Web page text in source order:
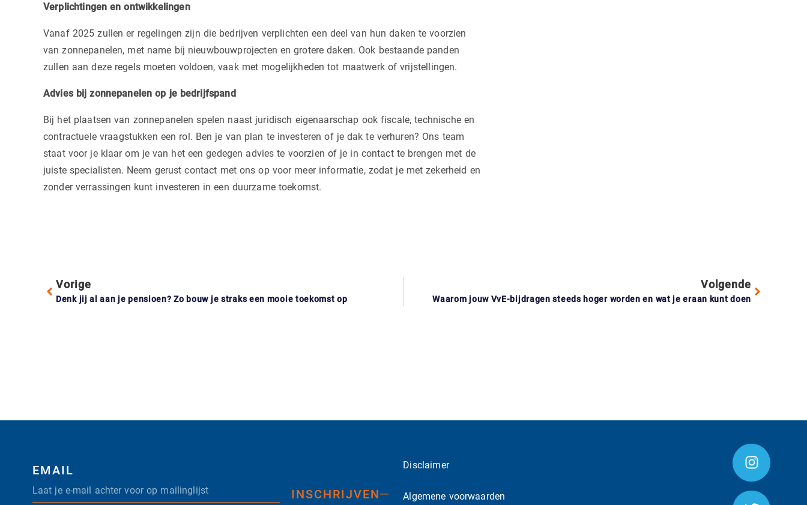
Verplichtingen en ontwikkelingen
Vanaf 2025 zullen er regelingen zijn die bedrijven verplichten een deel van hun daken te voorzien
van zonnepanelen, met name bij nieuwbouwprojecten en grotere daken. Ook bestaande panden
zullen aan deze regels moeten voldoen, vaak met mogelijkheden tot maatwerk of vrijstellingen.
Advies bij zonnepanelen op je bedrijfspand
Bij het plaatsen van zonnepanelen spelen naast juridisch eigenaarschap ook fiscale, technische en
contractuele vraagstukken een rol. Ben je van plan te investeren of je dak te verhuren? Ons team
staat voor je klaar om je van het een gedegen advies te voorzien of je in contact te brengen met de
juiste specialisten. Neem gerust contact met ons op voor meer informatie, zodat je met zekerheid en
zonder verrassingen kunt investeren in een duurzame toekomst.
Vorige
Denk jij al aan je pensioen? Zo bouw je straks een mooie toekomst op
Volgende
Waarom jouw VvE-bijdragen steeds hoger worden en wat je eraan kunt doen
EMAIL
INSCHRIJVEN
Disclaimer
Algemene voorwaarden